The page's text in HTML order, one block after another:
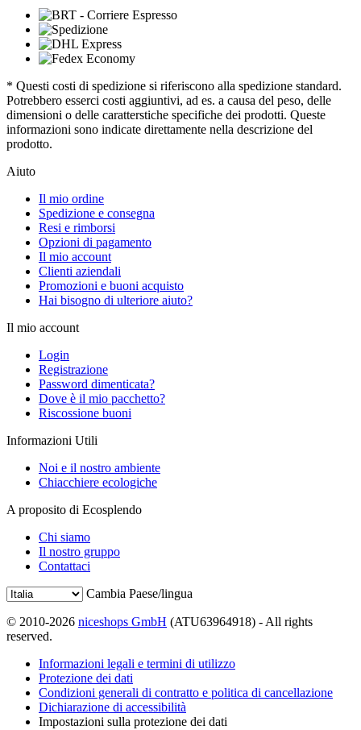
* Questi costi di spedizione si riferiscono alla spedizione standard.
Potrebbero esserci costi aggiuntivi, ad es. a causa del peso, delle
dimensioni o delle caratterstiche specifiche dei prodotti. Queste
informazioni sono indicate direttamente nella descrizione del
prodotto.
Aiuto
Il mio ordine
Spedizione e consegna
Resi e rimborsi
Opzioni di pagamento
Il mio account
Clienti aziendali
Promozioni e buoni acquisto
Hai bisogno di ulteriore aiuto?
Il mio account
Login
Registrazione
Password dimenticata?
Dove è il mio pacchetto?
Riscossione buoni
Informazioni Utili
Noi e il nostro ambiente
Chiacchiere ecologiche
A proposito di Ecosplendo
Chi siamo
Il nostro gruppo
Contattaci
Cambia Paese/lingua
© 2010-2026 niceshops GmbH (ATU63964918) - All rights
reserved.
Informazioni legali e termini di utilizzo
Protezione dei dati
Condizioni generali di contratto e politica di cancellazione
Dichiarazione di accessibilità
Impostazioni sulla protezione dei dati